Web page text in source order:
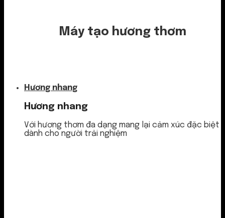
Máy tạo hương thơm
Hương nhang
Hương nhang
Với hương thơm đa dạng mang lại cảm xúc đặc biệt
dành cho người trải nghiệm